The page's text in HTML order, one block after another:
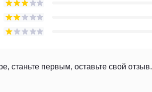
станьте первым, оставьте свой отзыв.